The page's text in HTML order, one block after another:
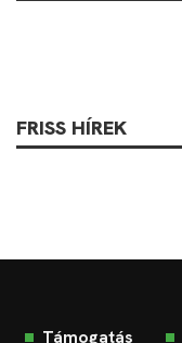
FRISS HÍREK
Támogatás